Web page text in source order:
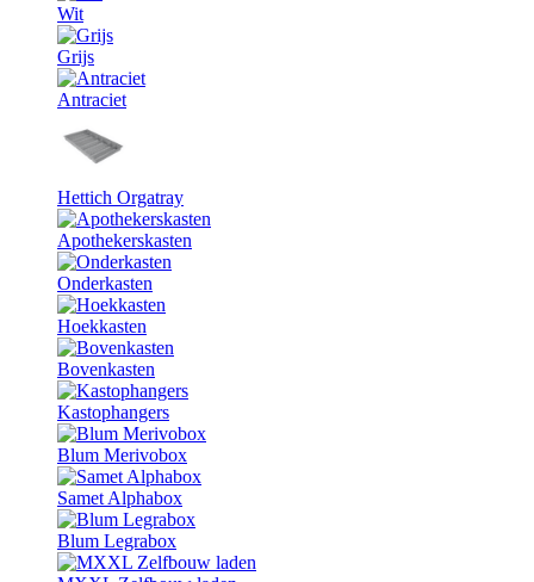
Wit
Grijs
Antraciet
Hettich Orgatray
Apothekerskasten
Onderkasten
Hoekkasten
Bovenkasten
Kastophangers
Blum Merivobox
Samet Alphabox
Blum Legrabox